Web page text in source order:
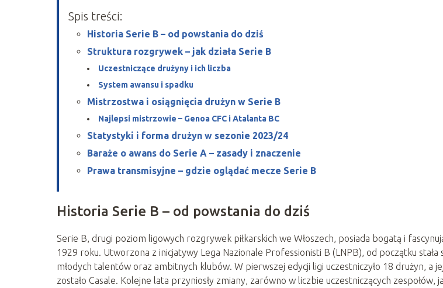
Spis treści:
Historia Serie B – od powstania do dziś
Struktura rozgrywek – jak działa Serie B
Uczestniczące drużyny i ich liczba
System awansu i spadku
Mistrzostwa i osiągnięcia drużyn w Serie B
Najlepsi mistrzowie – Genoa CFC i Atalanta BC
Statystyki i forma drużyn w sezonie 2023/24
Baraże o awans do Serie A – zasady i znaczenie
Prawa transmisyjne – gdzie oglądać mecze Serie B
Historia Serie B – od powstania do dziś
Serie B, drugi poziom ligowych rozgrywek piłkarskich we Włoszech, posiada bogatą i
1929 roku. Utworzona z inicjatywy Lega Nazionale Professionisti B (LNPB), od początku
młodych talentów oraz ambitnych klubów. W pierwszej edycji ligi uczestniczyło 18 drużyn, a
zostało Casale. Kolejne lata przyniosły zmiany, zarówno w liczbie uczestniczących zespołów,